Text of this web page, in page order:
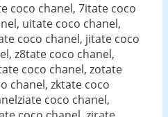
coco chanel, 7itate coco
uitate coco chanel,
coco chanel, jitate coco
z8tate coco chanel,
coco chanel, zotate
chanel, zktate coco
coco chanel,